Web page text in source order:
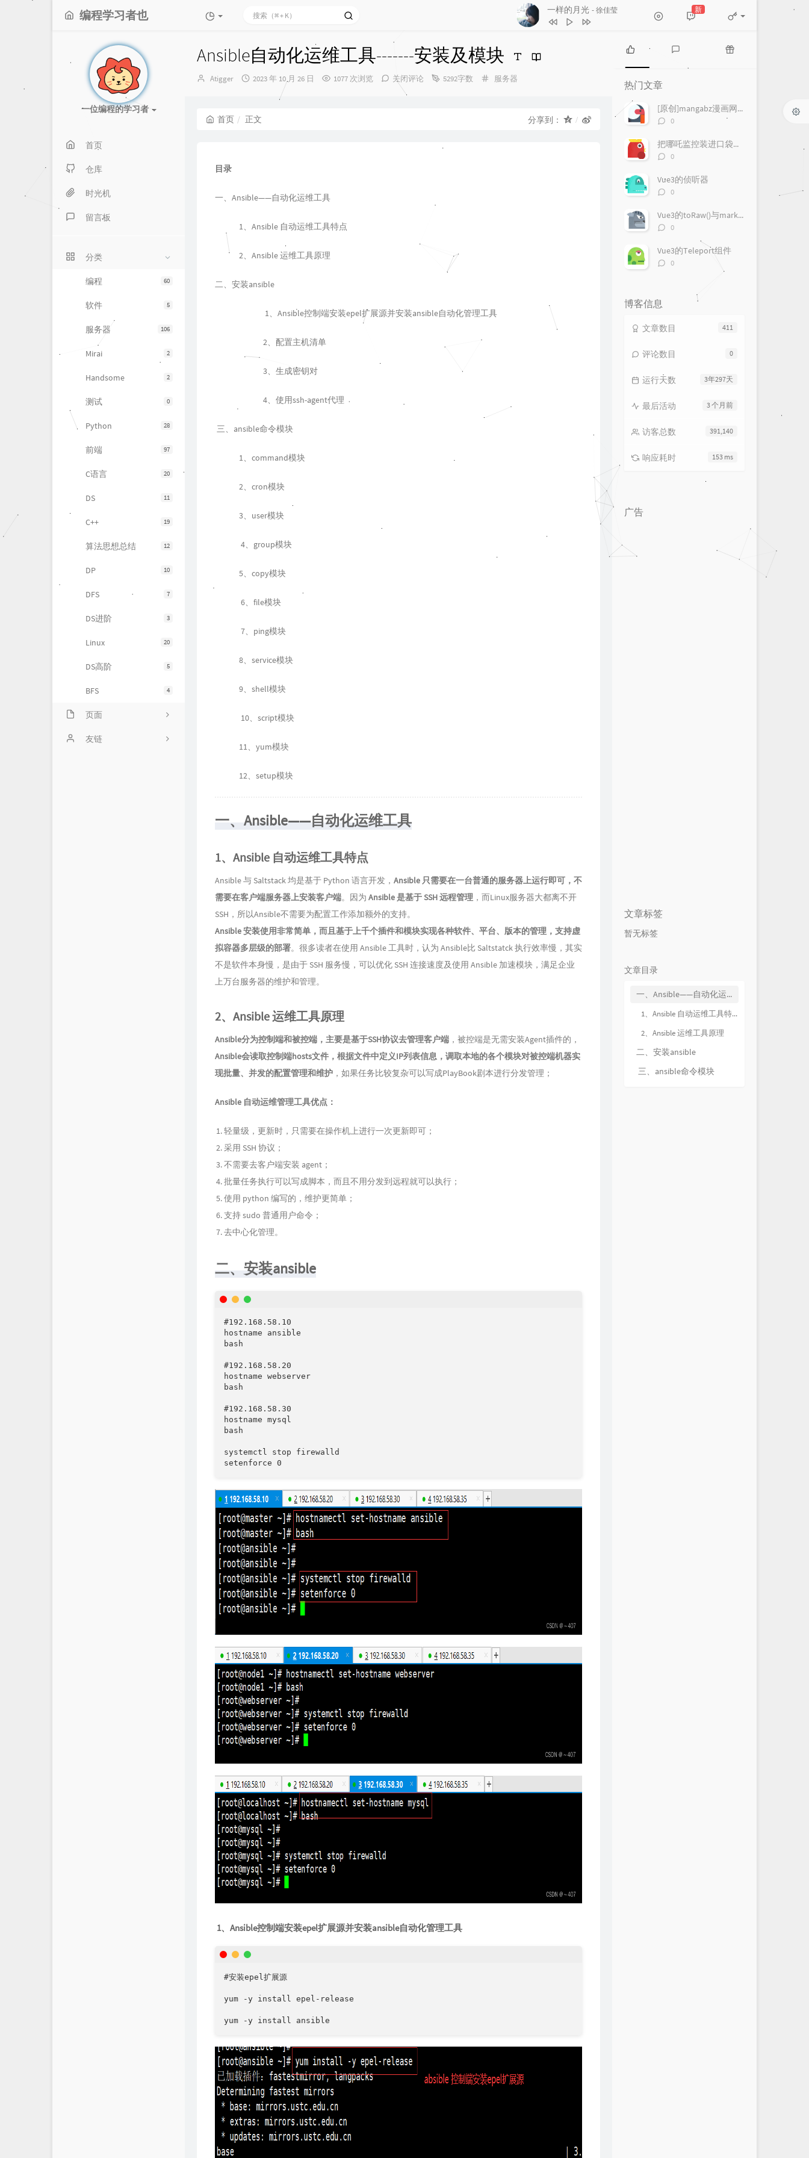
编程学习者也 一样的月光 - 徐佳莹
2
5 人生浪费指南 夏日入侵企画
新
一位编程的学习者
首页
仓库
时光机
留言板
分类
60
编程
5
软件
106
服务器
2
Mirai
2
Handsome
0
测试
28
Python
97
前端
20
C语言
11
DS
19
C++
12
算法思想总结
10
DP
7
DFS
3
DS进阶
20
Linux
5
DS高阶
4
BFS
页面
时光机
友链
Ansible自动化运维工具-------安装及模块
博
Atigger
发
2023 年 10 月 26 日 1077 次浏览 关闭评论 5292字数
分
服务器
首页 正文 分享到：
目录
一、Ansible——自动化运维工具
1、Ansible 自动运维工具特点
2、Ansible 运维工具原理
二、安装ansible
1、Ansible控制端安装epel扩展源并安装ansible自动化管理工具
2、配置主机清单
3、生成密钥对
4、使用ssh-agent代理
三、ansible命令模块
1、command模块
2、cron模块
3、user模块
4、group模块
5、copy模块
6、file模块
7、ping模块
8、service模块
9、shell模块
10、script模块
11、yum模块
12、setup模块
一、Ansible——自动化运维工具
1、Ansible 自动运维工具特点
Ansible 与 Saltstack 均是基于 Python 语言开发， Ansible 只需要在一台普通的服务器上运行即可，不
需要在客户端服务器上安装客户端。因为 Ansible 是基于 SSH 远程管理 ，而Linux服务器大都离不开
SSH，所以Ansible不需要为配置工作添加额外的支持。
Ansible 安装使用非常简单，而且基于上千个插件和模块实现各种软件、平台、版本的管理，支持虚
拟容器多层级的部署。很多读者在使用 Ansible 工具时，认为 Ansible比 Saltstatck 执行效率慢，其实
不是软件本身慢，是由于 SSH 服务慢，可以优化 SSH 连接速度及使用 Ansible 加速模块，满足企业
上万台服务器的维护和管理。
2、Ansible 运维工具原理
Ansible分为控制端和被控端，主要是基于SSH协议去管理客户端 ，被控端是无需安装Agent插件的，
Ansible会读取控制端hosts文件，根据文件中定义IP列表信息，调取本地的各个模块对被控端机器实
现批量、并发的配置管理和维护 ，如果任务比较复杂可以写成PlayBook剧本进行分发管理；
Ansible 自动运维管理工具优点：
轻量级，更新时，只需要在操作机上进行一次更新即可；
采用 SSH 协议；
不需要去客户端安装 agent；
批量任务执行可以写成脚本，而且不用分发到远程就可以执行；
使用 python 编写的，维护更简单；
支持 sudo 普通用户命令；
去中心化管理。
二、安装ansible
#192.168.58.10
hostname ansible
bash
#192.168.58.20
hostname webserver
bash
#192.168.58.30
hostname mysql
bash
systemctl stop firewalld
setenforce 0
1、 Ansible控制端安装epel扩展源并安装ansible自动化管理工具
#安装epel扩展源
yum -y install epel-release
yum -y install ansible
热
门
文
章
论
章
热门文章
[原创]mangabz漫画网爬取
评
数：
0
把哪吒监控装进口袋：一款更适合手机使用的 Android 客户端
评
数：
0
Vue3的侦听器
评
数：
0
Vue3的toRaw()与markRaw()
评
数：
0
Vue3的Teleport组件
评
0
博客信息
411
文章数目
0
评论数目
3年297天
运行天数
3 个月前
最后活动
391,140
访客总数
153 ms
响应耗时
广告
文章标签
暂无标签
文章目录
一、Ansible——自动化运维工具
1、Ansible 自动运维工具特点
2、Ansible 运维工具原理
二、安装ansible
三、ansible命令模块